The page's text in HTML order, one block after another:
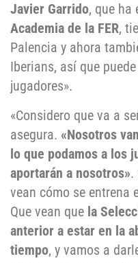
Javier Garrido, que ha
Academia de la FER,
Palencia y ahora
Iberians, así que
jugadores».
«Considero que va a
asegura. «Nosotros
lo que podamos a los
aportarán a nosotros».
vean cómo se entrena
Que vean que la
anterior a estar en la
tiempo, y vamos a